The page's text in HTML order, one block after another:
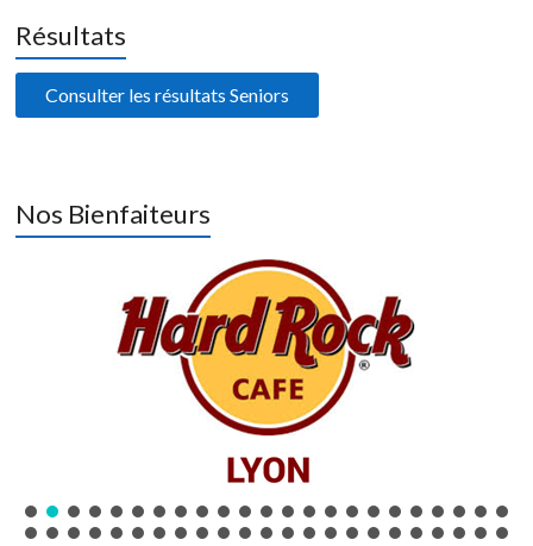
Résultats
Consulter les résultats Seniors
Nos Bienfaiteurs